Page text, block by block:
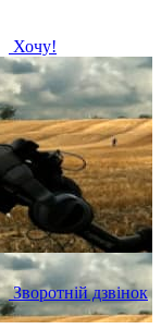
Хочу!
Зворотній дзвінок